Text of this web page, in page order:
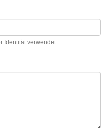
Identität verwendet.